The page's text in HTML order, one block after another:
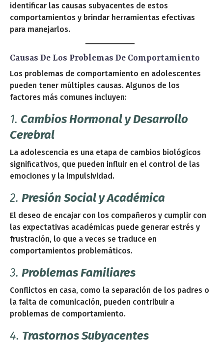
identificar las causas subyacentes de estos
comportamientos y brindar herramientas efectivas
para manejarlos.
Causas De Los Problemas De Comportamiento
Los problemas de comportamiento en adolescentes
pueden tener múltiples causas. Algunos de los
factores más comunes incluyen:
1. Cambios Hormonal y Desarrollo
Cerebral
La adolescencia es una etapa de cambios biológicos
significativos, que pueden influir en el control de las
emociones y la impulsividad.
2. Presión Social y Académica
El deseo de encajar con los compañeros y cumplir con
las expectativas académicas puede generar estrés y
frustración, lo que a veces se traduce en
comportamientos problemáticos.
3. Problemas Familiares
Conflictos en casa, como la separación de los padres o
la falta de comunicación, pueden contribuir a
problemas de comportamiento.
4. Trastornos Subyacentes